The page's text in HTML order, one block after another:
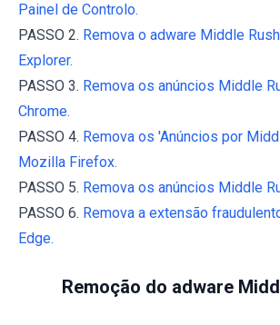
Painel de Controlo.
PASSO 2. Remova o adware Middle
Explorer.
PASSO 3. Remova os anúncios Middle
Chrome.
PASSO 4. Remova os 'Anúncios por
Mozilla Firefox.
PASSO 5. Remova os anúncios Middle
PASSO 6. Remova a extensão
Edge.
Remoção do adware